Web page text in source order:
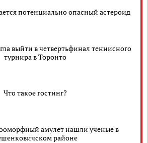
потенциально опасный астероид
выйти в четвертьфинал теннисного
турнира в Торонто
Что такое гостинг?
амулет нашли ученые в
районе